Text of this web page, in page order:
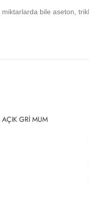
bile aseton,
GRİ MUM